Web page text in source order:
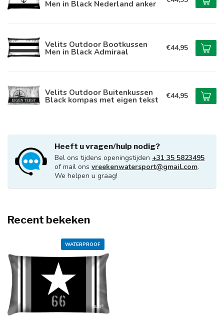
Men in Black Nederland anker
Velits Outdoor Bootkussen
Men in Black Admiraal €44,95
Velits Outdoor Buitenkussen
Black kompas met eigen tekst €44,95
Heeft u vragen/hulp nodig?
Bel ons tijdens openingstijden +31 35 5823495
of mail ons vreekenwatersport@gmail.com.
We helpen u graag!
Recent bekeken
WATERPROOF